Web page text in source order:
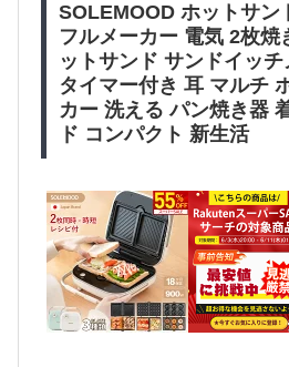
SOLEMOOD ホットサン
フルメーカー 電気 2枚焼
ットサンド サンドイッ
タイマー付き 耳 マルチ
カー 洗える パン焼き器
ド コンパクト 新生活